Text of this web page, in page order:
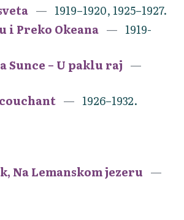
1919–1920, 1925–1927.
i Preko Okeana
1919-
Sunce – U paklu raj
1926–1932.
Na Lemanskom jezeru